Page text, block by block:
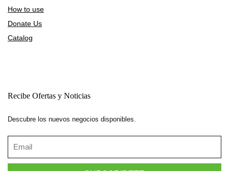
How to use
Donate Us
Catalog
Recibe Ofertas y Noticias
Descubre los nuevos negocios disponibles.